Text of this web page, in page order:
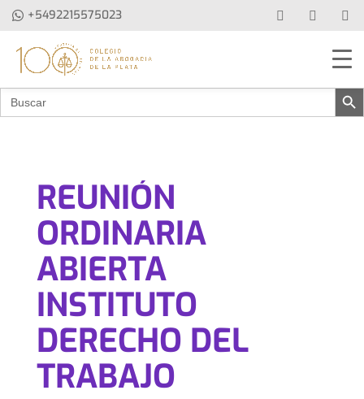
+5492215575023
Buscar: Botón de
REUNIÓN
ORDINARIA
ABIERTA
INSTITUTO
DERECHO DEL
TRABAJO